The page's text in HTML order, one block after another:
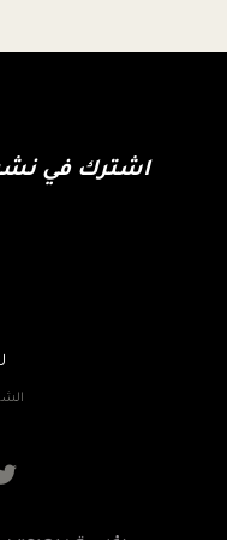
اشترك في